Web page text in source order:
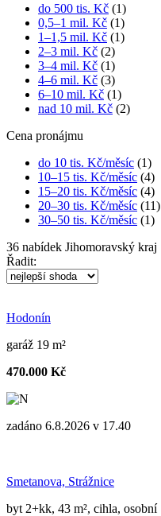
do 500 tis. Kč (1)
0,5–1 mil. Kč (1)
1–1,5 mil. Kč (1)
2–3 mil. Kč (2)
3–4 mil. Kč (1)
4–6 mil. Kč (3)
6–10 mil. Kč (1)
nad 10 mil. Kč (2)
Cena pronájmu
do 10 tis. Kč/měsíc (1)
10–15 tis. Kč/měsíc (4)
15–20 tis. Kč/měsíc (4)
20–30 tis. Kč/měsíc (11)
30–50 tis. Kč/měsíc (1)
36 nabídek Jihomoravský kraj
Řadit:
Hodonín
garáž 19 m²
470.000 Kč
zadáno 6.8.2026 v 17.40
Smetanova, Strážnice
byt 2+kk, 43 m², cihla, osobní